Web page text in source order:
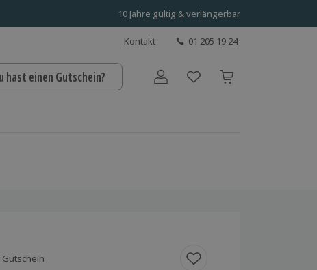
10 Jahre gültig & verlängerbar
Kontakt 01 205 19 24
hast einen Gutschein? Benutzerkonto
Gutschein